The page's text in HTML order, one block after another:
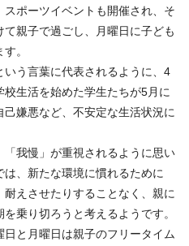
ポーツイベントも開催され、そ
親子で過ごし、月曜日に子ども
。
う言葉に代表されるように、4
生活を始めた学生たちが5月に
嫌悪など、不安定な生活状況に
我慢」が重視されるように思い
、新たな環境に慣れるために
えさせたりすることなく、親に
乗り切ろうと考えるようです。
と月曜日は親子のフリータイム